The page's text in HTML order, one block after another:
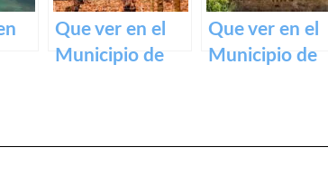
Que ver en el
Municipio de
Que ver en el
Municipio de